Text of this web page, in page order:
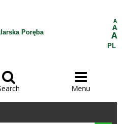
Poręba
A
A
A
PL
 
Menu